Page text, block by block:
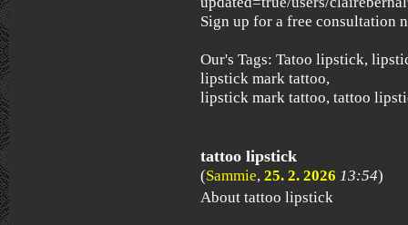
Sign up for a free consultation
Our's Tags: Tatoo lipstick,
lipstick mark tattoo,
lipstick mark tattoo, tattoo
tattoo lipstick
(Sammie, 25. 2. 2026 13:54)
About tattoo lipstick